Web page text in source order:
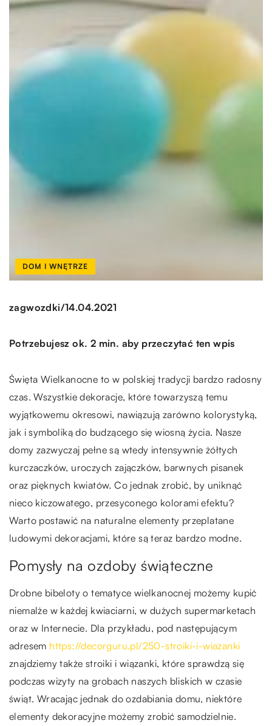
DOM I WNĘTRZE
zagwozdki/14.04.2021
Potrzebujesz ok. 2 min. aby przeczytać ten wpis
Święta Wielkanocne to w polskiej tradycji bardzo radosny
czas. Wszystkie dekoracje, które towarzyszą temu
wyjątkowemu okresowi, nawiązują zarówno kolorystyką,
jak i symboliką do budzącego się wiosną życia. Nasze
domy zazwyczaj pełne są wtedy intensywnie żółtych
kurczaczków, uroczych zajączków, barwnych pisanek
oraz pięknych kwiatów. Co jednak zrobić, by uniknąć
nieco kiczowatego, przesyconego kolorami efektu?
Warto postawić na naturalne elementy przeplatane
ludowymi dekoracjami, które są teraz bardzo modne.
Pomysły na ozdoby świąteczne
Drobne bibeloty o tematyce wielkanocnej możemy kupić
niemalże w każdej kwiaciarni, w dużych supermarketach
oraz w Internecie. Dla przykładu, pod następującym
adresem https://decorguru.pl/250-stroiki-i-wiazanki
znajdziemy także stroiki i wiązanki, które sprawdzą się
podczas wizyty na grobach naszych bliskich w czasie
świąt. Wracając jednak do ozdabiania domu, niektóre
elementy dekoracyjne możemy zrobić samodzielnie.